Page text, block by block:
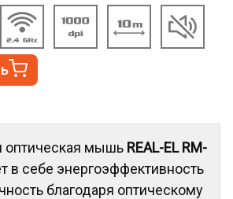
оптическая мышь REAL-EL RM-
в себе энергоэффективность
благодаря оптическому